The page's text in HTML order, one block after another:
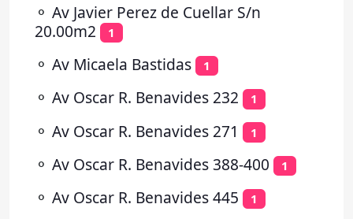
⚬ Av Javier Perez de Cuellar S/n
20.00m2
1
⚬ Av Micaela Bastidas 1
⚬ Av Oscar R. Benavides 232 1
⚬ Av Oscar R. Benavides 271 1
⚬ Av Oscar R. Benavides 388-400 1
⚬ Av Oscar R. Benavides 445 1